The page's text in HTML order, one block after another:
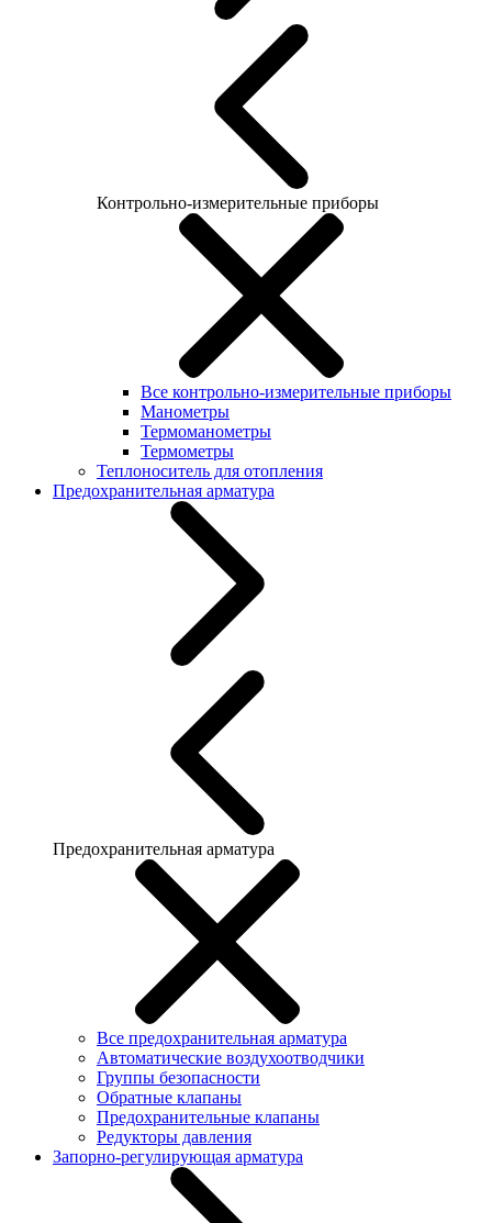
Контрольно-измерительные приборы
Все контрольно-измерительные приборы
Манометры
Термоманометры
Термометры
Теплоноситель для отопления
Предохранительная арматура
Предохранительная арматура
Все предохранительная арматура
Автоматические воздухоотводчики
Группы безопасности
Обратные клапаны
Предохранительные клапаны
Редукторы давления
Запорно-регулирующая арматура